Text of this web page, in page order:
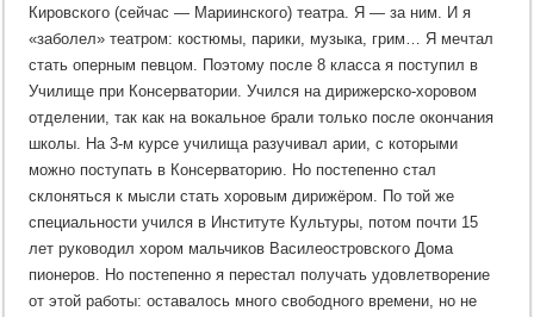
Кировского (сейчас — Мариинского) театра. Я — за ним. И я
«заболел» театром: костюмы, парики, музыка, грим… Я мечтал
стать оперным певцом. Поэтому после 8 класса я поступил в
Училище при Консерватории. Учился на дирижерско-хоровом
отделении, так как на вокальное брали только после окончания
школы. На 3-м курсе училища разучивал арии, с которыми
можно поступать в Консерваторию. Но постепенно стал
склоняться к мысли стать хоровым дирижёром. По той же
специальности учился в Институте Культуры, потом почти 15
лет руководил хором мальчиков Василеостровского Дома
пионеров. Но постепенно я перестал получать удовлетворение
от этой работы: оставалось много свободного времени, но не